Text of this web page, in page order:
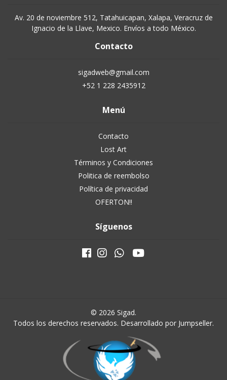
Av. 20 de noviembre 512, Tatahuicapan, Xalapa, Veracruz de
Ignacio de la Llave, Mexico. Envíos a todo México.
Contacto
sigadweb@gmail.com
+52 1 228 2435912
Menú
Contacto
Lost Art
Términos y Condiciones
Politica de reembolso
Política de privacidad
OFERTON!!
Síguenos
© 2026 Sigad.
Todos los derechos reservados. Desarrollado por Jumpseller.